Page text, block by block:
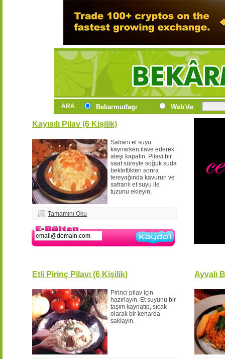
ARA Bekarmutfagı Web'de
Kayısılı Pilav (6 Kişilik)
Safranı et suyu
kaynarken ilave ederek
ateşi kapatın. Pilavı bir
saat süreyle soğuk suda
beklettikten sonra
tereyağında kavurun ve
safranlı et suyu ile
tuzunu ekleyin.
Tamamını Oku
Etli Pirinç Pilavı (6 Kişilik)
Pirinci pilav için
hazırlayın. Et suyunu bir
taşım kaynatıp, sıcak
olarak bir kenarda
saklayın.
Ayvalı